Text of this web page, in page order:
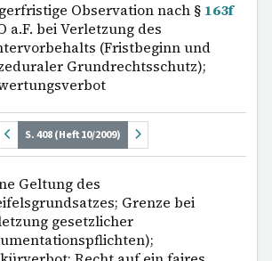
Observation nach § 163f
a.F. bei Verletzung des
(Fristbeginn und
Grundrechtsschutz);
S. 408 (Heft 10/2009)
Geltung des
Grenze bei
gesetzlicher